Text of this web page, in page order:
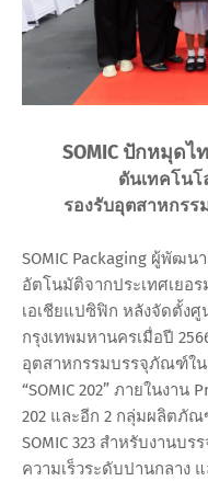
SOMIC ปักหมุดไ
ดันเทคโน
รองรับอุตสาหกร
SOMIC Packaging ผู้พัฒ
อัตโนมัติจากประเทศเยอ
เอเชียแปซิฟิก หลังจัดตั้ง
กรุงเทพมหานครเมื่อปี
อุตสาหกรรมบรรจุภัณฑ์ใน
“SOMIC 202” ภายในงาน
202 และอีก 2 กลุ่มผลิตภั
SOMIC 323 สำหรับงานบ
ความเร็วระดับปานกลาง